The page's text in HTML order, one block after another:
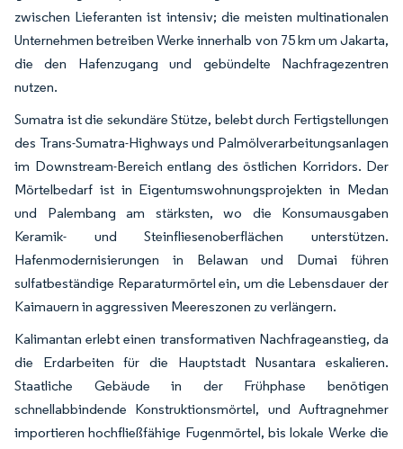
zwischen Lieferanten ist intensiv; die meisten multinationalen
Unternehmen betreiben Werke innerhalb von 75 km um Jakarta,
die den Hafenzugang und gebündelte Nachfragezentren
nutzen.
Sumatra ist die sekundäre Stütze, belebt durch Fertigstellungen
des Trans-Sumatra-Highways und Palmölverarbeitungsanlagen
im Downstream-Bereich entlang des östlichen Korridors. Der
Mörtelbedarf ist in Eigentumswohnungsprojekten in Medan
und Palembang am stärksten, wo die Konsumausgaben
Keramik- und Steinfliesenoberflächen unterstützen.
Hafenmodernisierungen in Belawan und Dumai führen
sulfatbeständige Reparaturmörtel ein, um die Lebensdauer der
Kaimauern in aggressiven Meereszonen zu verlängern.
Kalimantan erlebt einen transformativen Nachfrageanstieg, da
die Erdarbeiten für die Hauptstadt Nusantara eskalieren.
Staatliche Gebäude in der Frühphase benötigen
schnellabbindende Konstruktionsmörtel, und Auftragnehmer
importieren hochfließfähige Fugenmörtel, bis lokale Werke die